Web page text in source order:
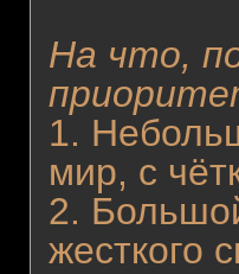
На что,
1.
мир, с
2.
жесткого